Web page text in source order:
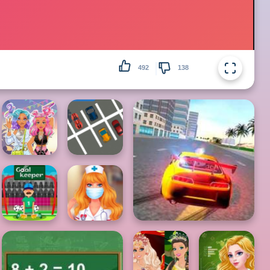
492 138